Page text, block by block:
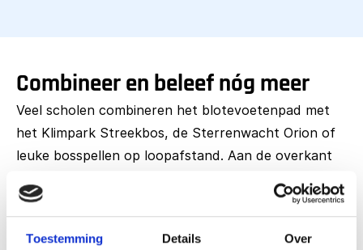
Toestemming Details Over
Combineer en beleef nóg meer
Veel scholen combineren het blotevoetenpad met
het Klimpark Streekbos, de Sterrenwacht Orion of
leuke bosspellen op loopafstand. Aan de overkant
perfect voor een compleet dagje weg met de klas!